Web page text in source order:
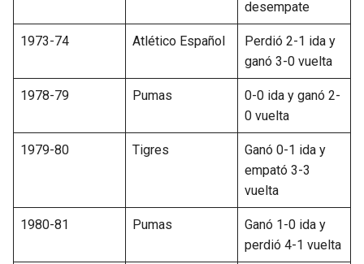
desempate
1973-74 Atlético Español
Perdió 2-1 ida y
ganó 3-0 vuelta
1978-79 Pumas
0-0 ida y ganó 2-
0 vuelta
1979-80 Tigres
Ganó 0-1 ida y
empató 3-3
vuelta
1980-81 Pumas
Ganó 1-0 ida y
perdió 4-1 vuelta